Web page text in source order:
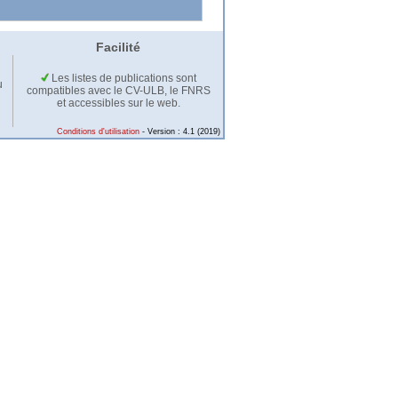
Facilité
Les listes de publications sont
compatibles avec le CV-ULB, le FNRS
et accessibles sur le web.
Conditions d'utilisation - Version : 4.1 (2019)